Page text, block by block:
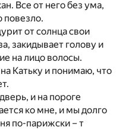
Все от него без ума,
повезло.
от солнца свои
закидывает голову и
на лицо волосы.
Катьку и понимаю, что
и на пороге
ко мне, и мы долго
по-парижски – т